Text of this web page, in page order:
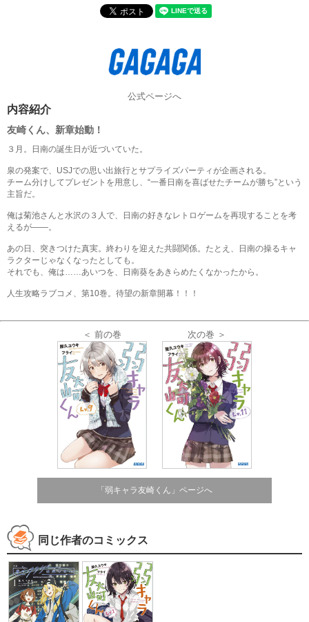
公式ページへ
内容紹介
友崎くん、新章始動！
３月。日南の誕生日が近づいていた。
泉の発案で、USJでの思い出旅行とサプライズパーティが企画される。
チーム分けしてプレゼントを用意し、“一番日南を喜ばせたチームが勝ち”という
主旨だ。
俺は菊池さんと水沢の３人で、日南の好きなレトロゲームを再現することを考
えるが――。
あの日、突きつけた真実。終わりを迎えた共闘関係。たとえ、日南の操るキャ
ラクターじゃなくなったとしても。
それでも、俺は……あいつを、日南葵をあきらめたくなかったから。
人生攻略ラブコメ、第10巻。待望の新章開幕！！！
＜ 前の巻 次の巻 ＞
「弱キャラ友崎くん」ページへ
同じ作者のコミックス